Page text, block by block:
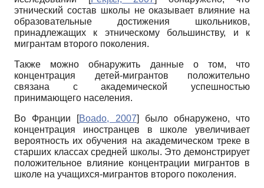
этнический состав школы не оказывает влияние на
образовательные достижения школьников,
принадлежащих к этническому большинству, и к
мигрантам второго поколения.
Также можно обнаружить данные о том, что
концентрация детей-мигрантов положительно
связана с академической успешностью
принимающего населения.
Во Франции [Boado, 2007] было обнаружено, что
концентрация иностранцев в школе увеличивает
вероятность их обучения на академическом треке в
старших классах средней школы. Это демонстрирует
положительное влияние концентрации мигрантов в
школе на учащихся-мигрантов второго поколения.